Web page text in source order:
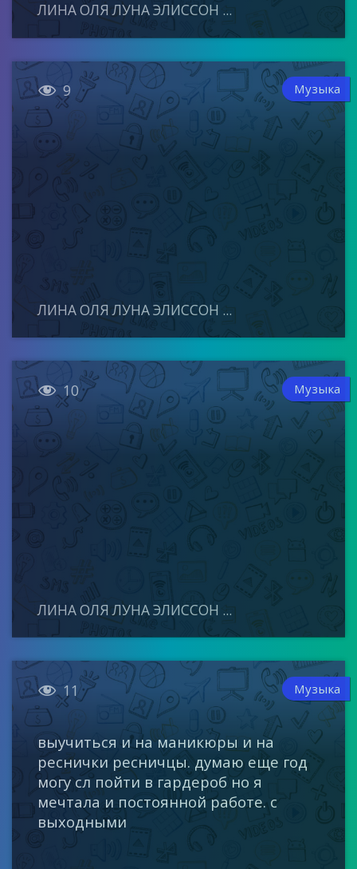
ЛИНА ОЛЯ ЛУНА ЭЛИССОН ...
 9 Музыка
ЛИНА ОЛЯ ЛУНА ЭЛИССОН ...
 10 Музыка
ЛИНА ОЛЯ ЛУНА ЭЛИССОН ...
 11 Музыка
выучиться и на маникюры и на
реснички ресничцы. думаю еще год
могу сл пойти в гардероб но я
мечтала и постоянной работе. с
выходными